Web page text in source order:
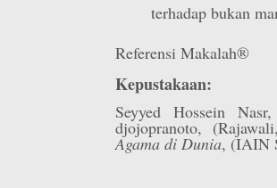
terhadap bukan
Referensi Makalah®
Kepustakaan:
Seyyed Hossein Nasr,
djojopranoto,
Agama di Dunia, (IAIN